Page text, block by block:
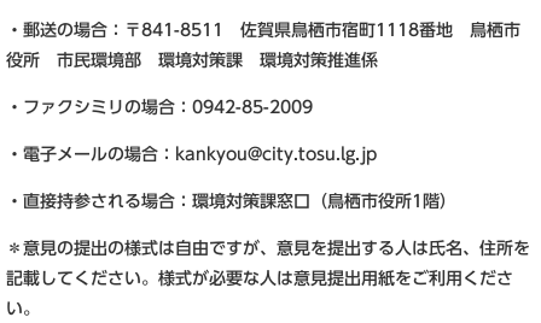
・郵送の場合：〒841-8511 佐賀県鳥栖市宿町1118番地 鳥栖市
役所 市民環境部 環境対策課 環境対策推進係
・ファクシミリの場合：0942-85-2009
・電子メールの場合：kankyou@city.tosu.lg.jp
・直接持参される場合：環境対策課窓口（鳥栖市役所1階）
＊意見の提出の様式は自由ですが、意見を提出する人は氏名、住所を
記載してください。様式が必要な人は意見提出用紙をご利用くださ
い。